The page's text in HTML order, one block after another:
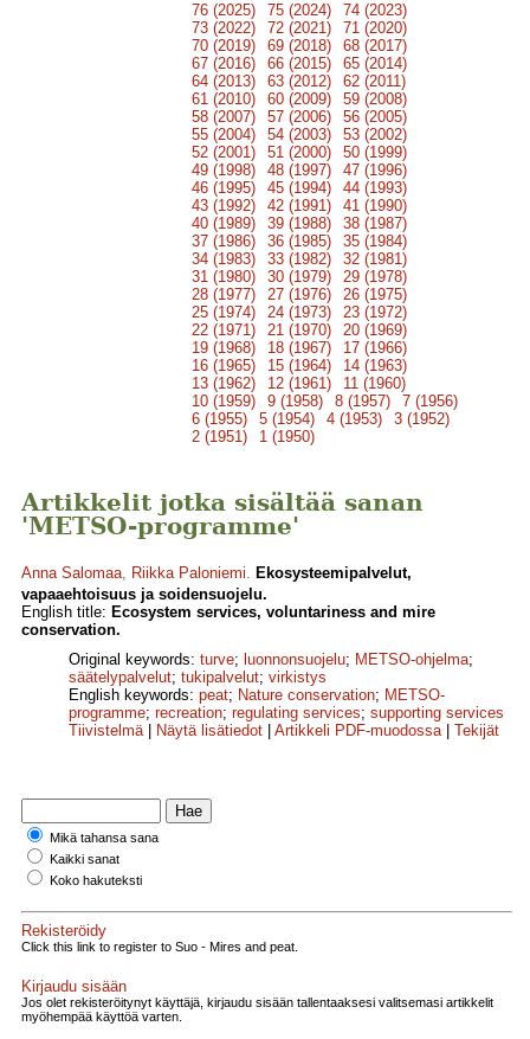
76 (2025) 75 (2024)
74 (2023)
73 (2022)
72 (2021)
71 (2020)
70 (2019)
69 (2018)
68 (2017)
67 (2016)
66 (2015)
65 (2014)
64 (2013)
63 (2012)
62 (2011)
61 (2010)
60 (2009)
59 (2008)
58 (2007)
57 (2006)
56 (2005)
55 (2004)
54 (2003)
53 (2002)
52 (2001)
51 (2000)
50 (1999)
49 (1998)
48 (1997)
47 (1996)
46 (1995)
45 (1994)
44 (1993)
43 (1992)
42 (1991)
41 (1990)
40 (1989)
39 (1988)
38 (1987)
37 (1986)
36 (1985)
35 (1984)
34 (1983)
33 (1982)
32 (1981)
31 (1980)
30 (1979)
29 (1978)
28 (1977)
27 (1976)
26 (1975)
25 (1974)
24 (1973)
23 (1972)
22 (1971)
21 (1970)
20 (1969)
19 (1968)
18 (1967)
17 (1966)
16 (1965)
15 (1964)
14 (1963)
13 (1962)
12 (1961)
11 (1960)
10 (1959)
9 (1958) 8 (1957)
7 (1956)
6 (1955)
5 (1954) 4 (1953)
3 (1952)
2 (1951)
1 (1950)
Artikkelit jotka sisältää sanan
'METSO-programme'
Anna Salomaa, Riikka Paloniemi. Ekosysteemipalvelut,
vapaaehtoisuus ja soidensuojelu.
English title: Ecosystem services, voluntariness and mire
conservation.
Original keywords: turve; luonnonsuojelu; METSO-ohjelma;
säätelypalvelut; tukipalvelut; virkistys
English keywords: peat; Nature conservation; METSO-
programme; recreation; regulating services; supporting services
Tiivistelmä| Näytä lisätiedot Artikkeli PDF-muodossa| Tekijät
Mikä tahansa sana
Kaikki sanat
Koko hakuteksti
Rekisteröidy
Click this link to register to Suo - Mires and peat.
Kirjaudu sisään
Jos olet rekisteröitynyt käyttäjä, kirjaudu sisään tallentaaksesi valitsemasi artikkelit
myöhempää käyttöä varten.